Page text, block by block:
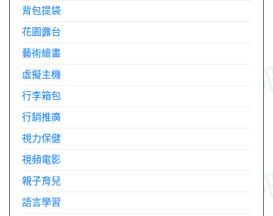
背包提袋
花園露台
藝術繪畫
虛擬主機
行李箱包
行銷推廣
視力保健
視頻電影
親子育兒
語言學習